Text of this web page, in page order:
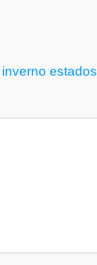
inverno estados